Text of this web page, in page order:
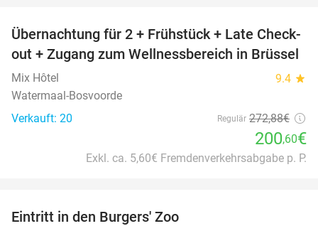
26%
Übernachtung für 2 + Frühstück + Late Check-
out + Zugang zum Wellnessbereich in Brüssel
Mix Hôtel 9.4 star
Watermaal-Bosvoorde
Verkauft: 20
Regulär 272,88€
200,60€
Exkl. ca. 5,60€ Fremdenverkehrsabgabe p. P.
Eintritt in den Burgers' Zoo